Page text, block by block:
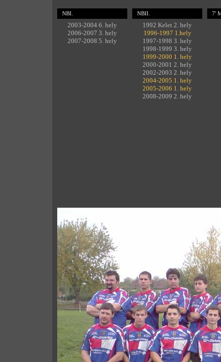
NBI.
2003-2004 6. hely
2006-2007 3. hely
2007-2008 5. hely
NBII.
1992 Kelet 2. hely
1996-1997 1.hely
1997-1998 3. hely
1998-1999 3. hely
1999-2000 1. hely
2000-2001 2. hely
2002-2003 2. hely
2004-2005 1. hely
2005-2006 1. hely
2008-2009 2. hely
7'